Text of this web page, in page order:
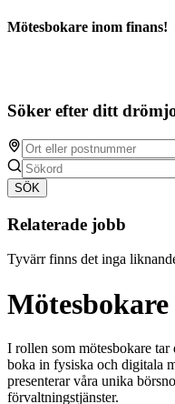
Mötesbokare inom finans!
Söker efter ditt
SÖK
Relaterade jobb
Tyvärr finns det inga
I rollen som mötesbokare
boka in fysiska och digitala
presenterar våra unika
förvaltningstjänster.